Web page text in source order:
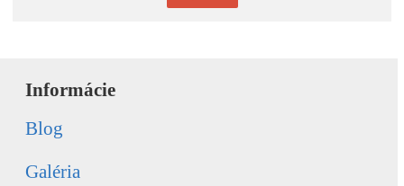
Informácie
Blog
Galéria